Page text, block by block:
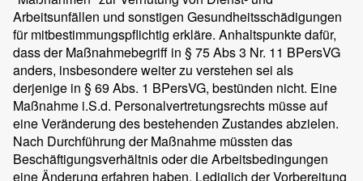
Arbeitsunfällen und sonstigen Gesundheitsschädigungen
für mitbestimmungspflichtig erkläre. Anhaltspunkte dafür,
dass der Maßnahmebegriff in § 75 Abs 3 Nr. 11 BPersVG
anders, insbesondere weiter zu verstehen sei als
derjenige in § 69 Abs. 1 BPersVG, bestünden nicht. Eine
Maßnahme i.S.d. Personalvertretungsrechts müsse auf
eine Veränderung des bestehenden Zustandes abzielen.
Nach Durchführung der Maßnahme müssten das
Beschäftigungsverhältnis oder die Arbeitsbedingungen
eine Änderung erfahren haben. Lediglich der Vorbereitung